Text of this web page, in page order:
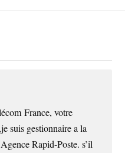
France, votre
suis gestionnaire a la
Rapid-Poste. s’il